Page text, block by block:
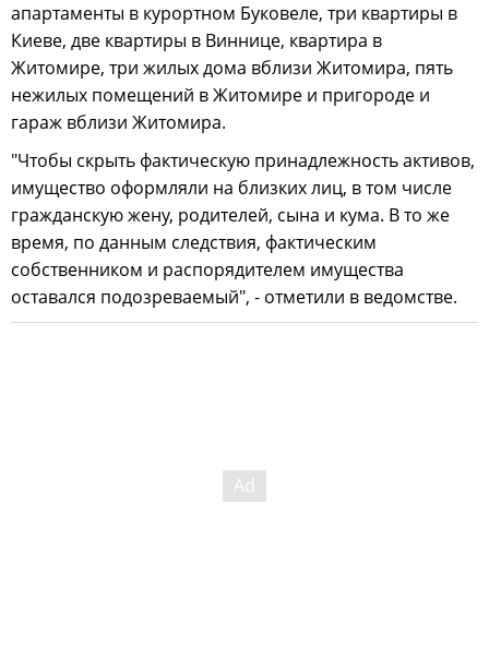
апартаменты в курортном Буковеле, три квартиры в
Киеве, две квартиры в Виннице, квартира в
Житомире, три жилых дома вблизи Житомира, пять
нежилых помещений в Житомире и пригороде и
гараж вблизи Житомира.
"Чтобы скрыть фактическую принадлежность активов,
имущество оформляли на близких лиц, в том числе
гражданскую жену, родителей, сына и кума. В то же
время, по данным следствия, фактическим
собственником и распорядителем имущества
оставался подозреваемый", - отметили в ведомстве.